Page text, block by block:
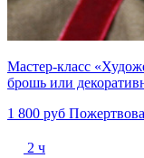
Мастер-класс
брошь или
1 800 руб
2 ч